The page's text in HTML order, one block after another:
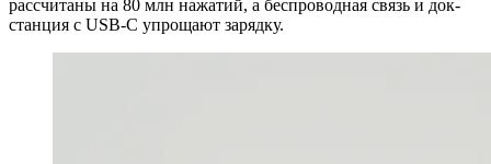
рассчитаны на 80 млн нажатий, а беспроводная связь и док-
станция с USB-C упрощают зарядку.